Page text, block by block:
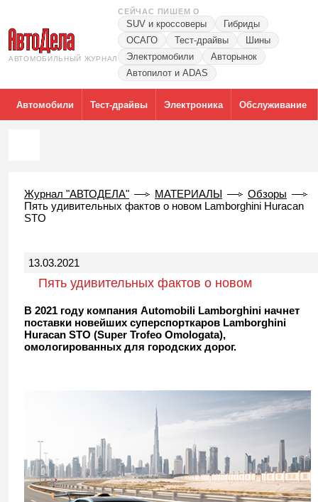
АВТОМОБИЛЬНЫЙ ЖУРНАЛ
СЕЙЧАС ПИШЕМ О
SUV и кроссоверы
Гибриды
ОСАГО
Тест-драйвы
Шины
Электромобили
Авторынок
Автопилот и ADAS
Автомобили Тест-драйвы Электроника Обслуживание
Журнал "АВТОДЕЛА" МАТЕРИАЛЫ
Обзоры
Пять удивительных фактов о новом Lamborghini Huracan
STO
13.03.2021
Пять удивительных фактов о новом
Lamborghini Huracan STO
В 2021 году компания Automobili Lamborghini начнет
поставки новейших суперспорткаров Lamborghini
Huracan STO (Super Trofeo Omologata),
омологированных для городских дорог.